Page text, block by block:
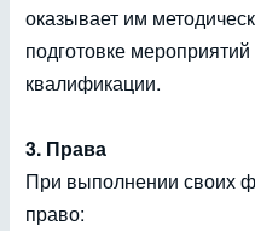
оказывает им
подготовке
квалификации.
3. Права
При выполнении своих
право: